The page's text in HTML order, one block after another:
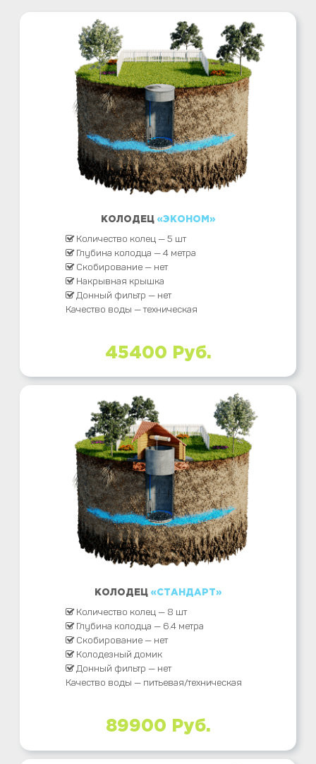
КОЛОДЕЦ «ЭКОНОМ»
Количество колец — 5 шт
Глубина колодца — 4 метра
Скобирование — нет
Накрывная крышка
Донный фильтр — нет
Качество воды — техническая
45400 Руб.
КОЛОДЕЦ «СТАНДАРТ»
Количество колец — 8 шт
Глубина колодца — 6.4 метра
Скобирование — нет
Колодезный домик
Донный фильтр — нет
Качество воды — питьевая/техническая
89900 Руб.